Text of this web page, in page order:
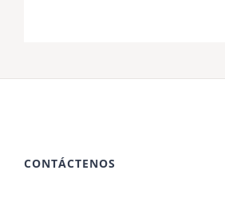
CONTÁCTENOS